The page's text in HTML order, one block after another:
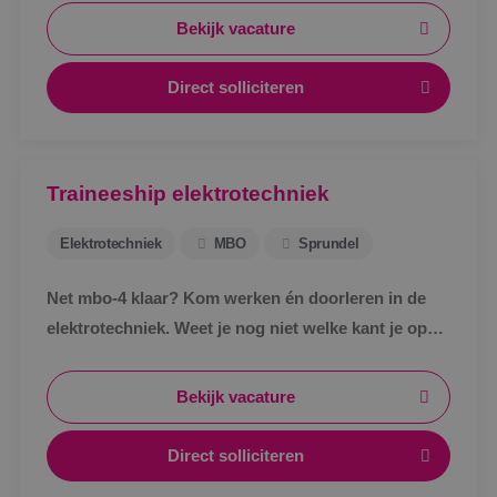
Bekijk vacature
Direct solliciteren
Traineeship elektrotechniek
Elektrotechniek MBO Sprundel
Net mbo-4 klaar? Kom werken én doorleren in de
elektrotechniek. Weet je nog niet welke kant je op
probleem. Bij BINK ga je het ontdekken in de
praktijk.
Bekijk vacature
Direct solliciteren